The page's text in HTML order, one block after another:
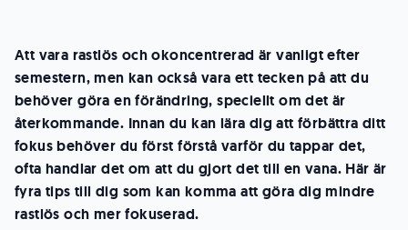
Att vara rastlös och okoncentrerad är vanligt efter
semestern, men kan också vara ett tecken på att du
behöver göra en förändring, speciellt om det är
återkommande. Innan du kan lära dig att förbättra ditt
fokus behöver du först förstå varför du tappar det,
ofta handlar det om att du gjort det till en vana. Här är
fyra tips till dig som kan komma att göra dig mindre
rastlös och mer fokuserad.